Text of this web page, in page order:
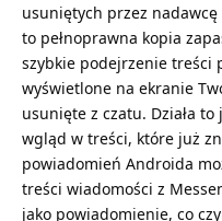
usuniętych przez
to pełnoprawna kopia
szybkie podejrzenie treści
wyświetlone na ekranie
usunięte z czatu. Działa
wgląd w treści, które już
powiadomień Androida
treści wiadomości z
jako powiadomienie, co